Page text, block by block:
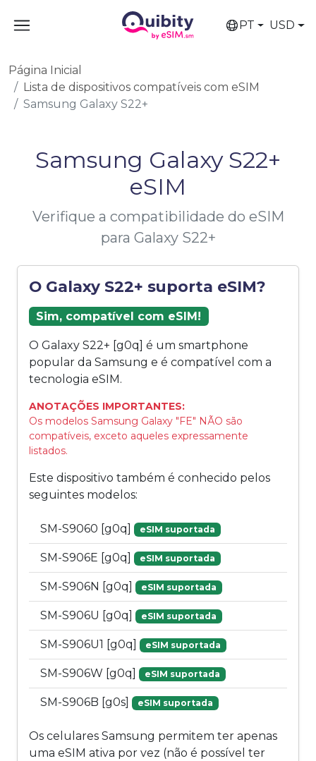
PT USD
Página Inicial
Lista de dispositivos compatíveis com eSIM
Samsung Galaxy S22+
Samsung Galaxy S22+
eSIM
Verifique a compatibilidade do eSIM
para Galaxy S22+
O Galaxy S22+ suporta eSIM?
Sim, compatível com eSIM!
O Galaxy S22+ [g0q] é um smartphone
popular da Samsung e é compatível com a
tecnologia eSIM.
ANOTAÇÕES IMPORTANTES:
Os modelos Samsung Galaxy "FE" NÃO são
compatíveis, exceto aqueles expressamente
listados.
Este dispositivo também é conhecido pelos
seguintes modelos:
SM-S9060 [g0q] eSIM suportada
SM-S906E [g0q] eSIM suportada
SM-S906N [g0q] eSIM suportada
SM-S906U [g0q] eSIM suportada
SM-S906U1 [g0q] eSIM suportada
SM-S906W [g0q] eSIM suportada
SM-S906B [g0s] eSIM suportada
Os celulares Samsung permitem ter apenas
uma eSIM ativa por vez (não é possível ter